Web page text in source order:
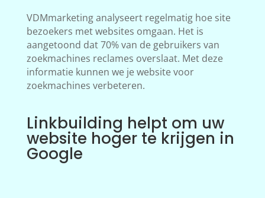
VDMmarketing analyseert regelmatig hoe site
bezoekers met websites omgaan. Het is
aangetoond dat 70% van de gebruikers van
zoekmachines reclames overslaat. Met deze
informatie kunnen we je website voor
zoekmachines verbeteren.
Linkbuilding helpt om uw
website hoger te krijgen in
Google